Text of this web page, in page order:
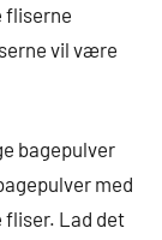
fliserne
vil være
bagepulver
med
fliser. Lad det